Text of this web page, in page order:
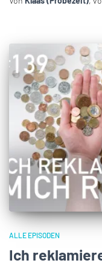
ALLE EPISODEN
Ich